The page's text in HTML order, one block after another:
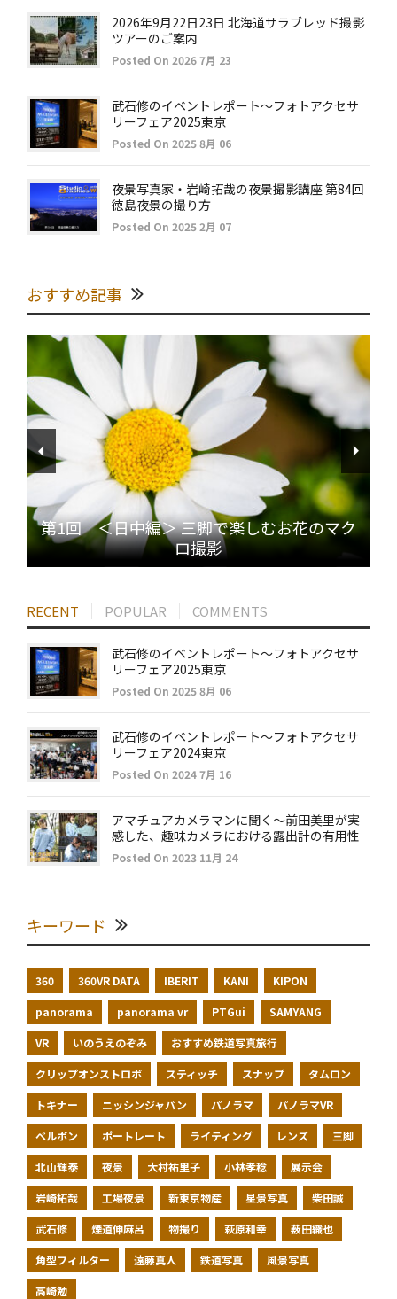
2026年9月22日23日 北海道サラブレッド撮影
ツアーのご案内
Posted On 2026 7月 23
武石修のイベントレポート～フォトアクセサ
リーフェア2025東京
Posted On 2025 8月 06
夜景写真家・岩崎拓哉の夜景撮影講座 第84回
徳島夜景の撮り方
Posted On 2025 2月 07
おすすめ記事
第1回 ＜日中編＞ 三脚で楽しむお花のマク
ロ撮影
RECENT POPULAR COMMENTS
武石修のイベントレポート～フォトアクセサ
リーフェア2025東京
Posted On 2025 8月 06
武石修のイベントレポート～フォトアクセサ
リーフェア2024東京
Posted On 2024 7月 16
アマチュアカメラマンに聞く～前田美里が実
感した、趣味カメラにおける露出計の有用性
Posted On 2023 11月 24
キーワード
360 360VR DATA IBERIT KANI KIPON
panorama panorama vr PTGui SAMYANG
VR いのうえのぞみ おすすめ鉄道写真旅行
クリップオンストロボ スティッチ スナップ タムロン
トキナー ニッシンジャパン パノラマ パノラマVR
ベルボン ポートレート ライティング レンズ 三脚
北山輝泰 夜景 大村祐里子 小林孝稔 展示会
岩崎拓哉 工場夜景 新東京物産 星景写真 柴田誠
武石修 煙道伸麻呂 物撮り 萩原和幸 薮田織也
角型フィルター 遠藤真人 鉄道写真 風景写真
高崎勉